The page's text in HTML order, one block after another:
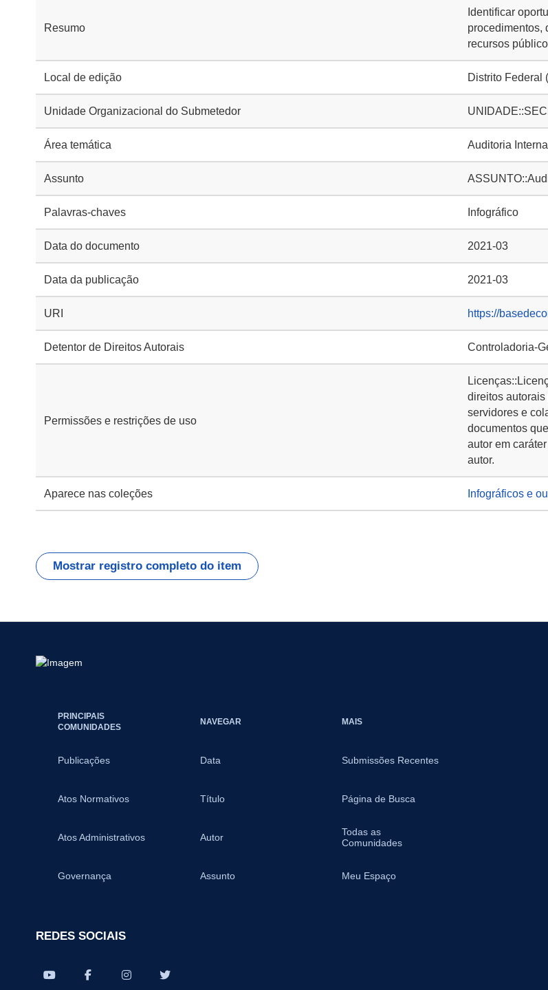
Resumo
Identificar
procedimentos,
recursos
Local de edição Distrito Federal
Unidade Organizacional do Submetedor
Área temática Auditoria Interna
Assunto
Palavras-chaves Infográfico
Data do documento 2021-03
Data da publicação 2021-03
URI https://
Detentor de Direitos Autorais Controladoria-
Permissões e restrições de uso
direitos
servidores e
documentos
autor em
autor.
Aparece nas coleções Infográficos e
Mostrar registro completo do item
PRINCIPAIS
COMUNIDADES
Publicações
Atos Normativos
Atos Administrativos
Governança
NAVEGAR
Data
Título
Autor
Assunto
MAIS
Submissões Recentes
Página de Busca
Todas as
Comunidades
Meu Espaço
REDES SOCIAIS